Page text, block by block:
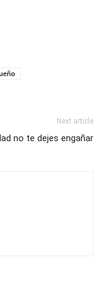
Next article
no te dejes engañar